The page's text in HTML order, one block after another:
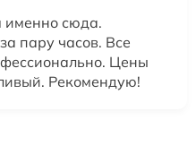
именно сюда.
пару часов. Все
Цены
Рекомендую!